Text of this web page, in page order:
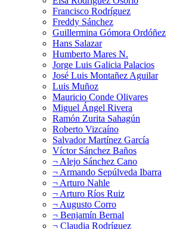
Francisco Rodríguez
Freddy Sánchez
Guillermina Gómora Ordóñez
Hans Salazar
Humberto Mares N.
Jorge Luis Galicia Palacios
José Luis Montañez Aguilar
Luis Muñoz
Mauricio Conde Olivares
Miguel Ángel Rivera
Ramón Zurita Sahagún
Roberto Vizcaíno
Salvador Martínez García
Víctor Sánchez Baños
¬ Alejo Sánchez Cano
¬ Armando Sepúlveda Ibarra
¬ Arturo Nahle
¬ Arturo Ríos Ruiz
¬ Augusto Corro
¬ Benjamín Bernal
¬ Claudia Rodríguez